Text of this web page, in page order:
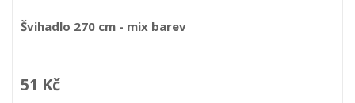
Švihadlo 270 cm - mix barev
51 Kč